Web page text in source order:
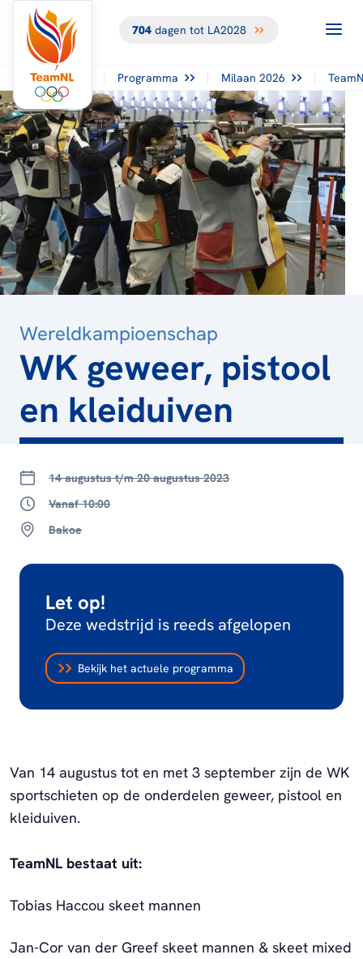
704dagen tot LA2028
Programma Milaan 2026
Wereldkampioenschap
WK geweer, pistool
en kleiduiven
14 augustus t/m 20 augustus 2023
Vanaf 10:00
Bakoe
Let op!
Deze wedstrijd is reeds afgelopen
Bekijk het actuele programma
TERUG NAAR
OVERZICHT
Van 14 augustus tot en met 3 september zijn de WK
sportschieten op de onderdelen geweer, pistool en
kleiduiven.
TeamNL bestaat uit:
Tobias Haccou skeet mannen
Jan-Cor van der Greef skeet mannen & skeet mixed